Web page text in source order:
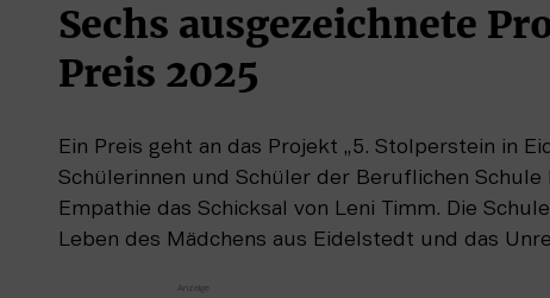
Sechs ausgezeichnete
Preis 2025
Ein Preis geht an das Projekt „5. Stolperstein in
Schülerinnen und Schüler der Beruflichen
Empathie das Schicksal von Leni Timm. Die
Leben des Mädchens aus Eidelstedt und das